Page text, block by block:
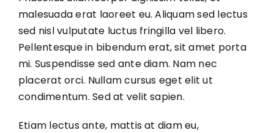
malesuada erat laoreet eu. Aliquam sed lectus
sed nisl vulputate luctus fringilla vel libero.
Pellentesque in bibendum erat, sit amet porta
mi. Suspendisse sed ante diam. Nam nec
placerat orci. Nullam cursus eget elit ut
condimentum. Sed at velit sapien.
Etiam lectus ante, mattis at diam eu,